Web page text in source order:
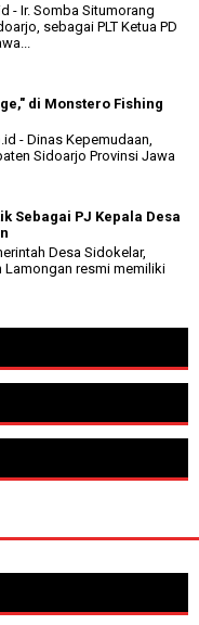
- Ir. Somba Situmorang
sebagai PLT Ketua PD
di Monstero Fishing
- Dinas Kepemudaan,
Sidoarjo Provinsi Jawa
Sebagai PJ Kepala Desa
Desa Sidokelar,
Lamongan resmi memiliki